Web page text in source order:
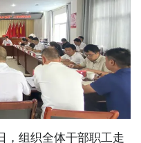
广南县 富宁县
阿文工作室 文山新闻
瑶语节目
，组织全体干部职工走